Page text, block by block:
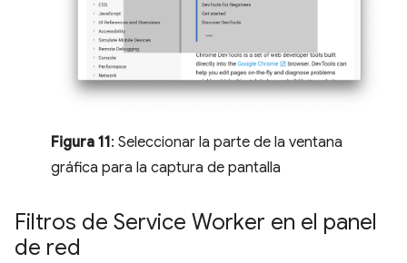
Figura 11: Seleccionar la parte de la ventana
gráfica para la captura de pantalla
Filtros de Service Worker en el panel
de red